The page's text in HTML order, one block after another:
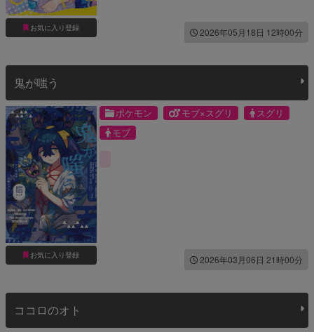
お気に入り登録 2026年05月18日 12時00分
鬼が嗤う
お気に入り登録
ポケモン モブ×スグリ
スグリ
モブ
2026年03月06日 21時00分
ココロのオト